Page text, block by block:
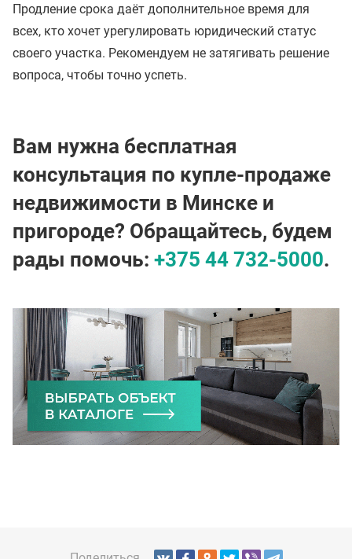
Продление срока даёт дополнительное время для
всех, кто хочет урегулировать юридический статус
своего участка. Рекомендуем не затягивать решение
вопроса, чтобы точно успеть.
Вам нужна бесплатная
консультация по купле-продаже
недвижимости в Минске и
пригороде? Обращайтесь, будем
рады помочь: +375 44 732-5000.